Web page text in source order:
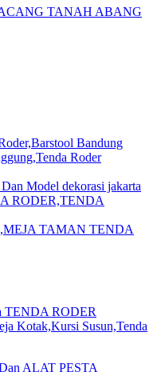
TANAH ABANG
Bandung
Roder
Model dekorasi jakarta
RODER,TENDA
TAMAN TENDA
TENDA RODER
Kotak,Kursi Susun,Tenda
ALAT PESTA